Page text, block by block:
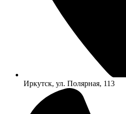
Иркутск, ул. Полярная, 113